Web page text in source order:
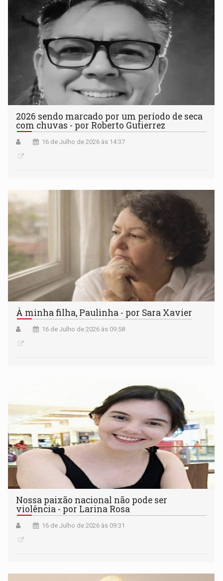
2026 sendo marcado por um período de seca
com chuvas - por Roberto Gutierrez
16 de Julho de 2026 às 14:37
À minha filha, Paulinha - por Sara Xavier
16 de Julho de 2026 às 09:58
Nossa paixão nacional não pode ser
violência - por Larina Rosa
16 de Julho de 2026 às 09:31